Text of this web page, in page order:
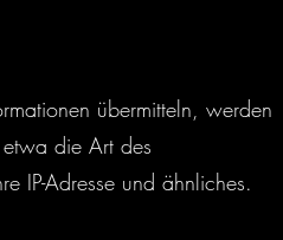
übermitteln, werden
etwa die Art des
IP-Adresse und ähnliches.